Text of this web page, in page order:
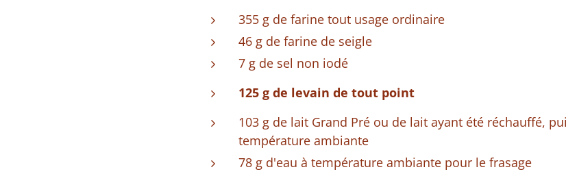
355 g de farine tout usage ordinaire
46 g de farine de seigle
7 g de sel non iodé
125 g de levain de tout point
103 g de lait Grand Pré ou de lait ayant été réchauffé,
température ambiante
78 g d'eau à température ambiante pour le frasage